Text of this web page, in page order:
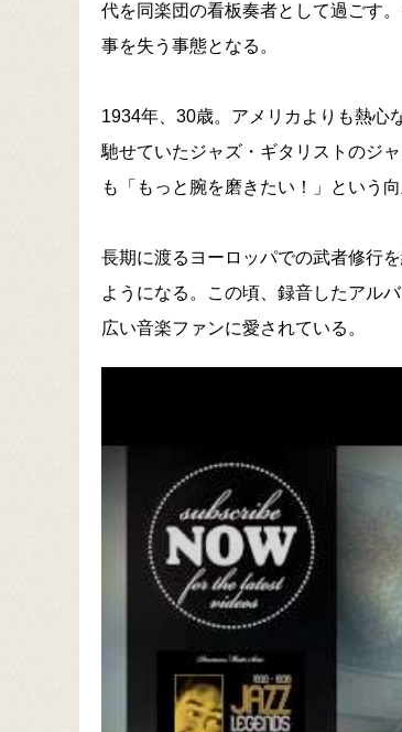
代を同楽団の看板奏者として過ごす
事を失う事態となる。
1934年、30歳。アメリカよりも熱心
馳せていたジャズ・ギタリストのジ
も「もっと腕を磨きたい！」という向
長期に渡るヨーロッパでの武者修行
ようになる。この頃、録音したアル
広い音楽ファンに愛されている。